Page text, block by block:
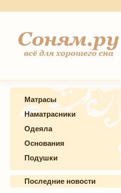
Матрасы
Наматрасники
Одеяла
Основания
Подушки
Последние новости